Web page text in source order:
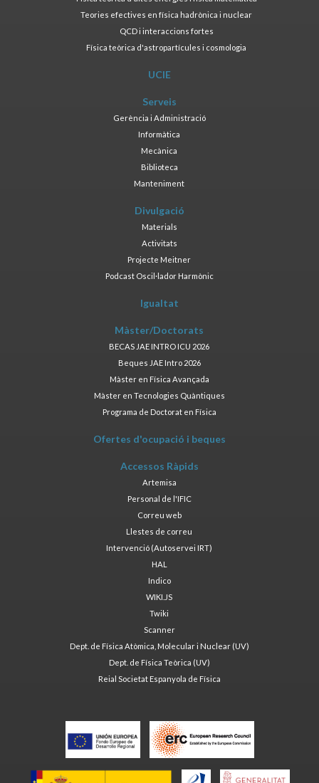
Teories efectives en física hadrònica i nuclear
QCD i interaccions fortes
Física teòrica d'astropartícules i cosmologia
UCIE
Serveis
Gerència i Administració
Informàtica
Mecànica
Biblioteca
Manteniment
Divulgació
Materials
Activitats
Projecte Meitner
Podcast Oscil·lador Harmònic
Igualtat
Màster/Doctorats
BECAS JAE INTRO ICU 2026
Beques JAE Intro 2026
Màster en Física Avançada
Màster en Tecnologies Quàntiques
Programa de Doctorat en Física
Ofertes d'ocupació i beques
Accessos Ràpids
Artemisa
Personal de l'IFIC
Correu web
Llestes de correu
Intervenció (Autoservei IRT)
HAL
Indico
WIKI.JS
Twiki
Scanner
Dept. de Física Atòmica, Molecular i Nuclear (UV)
Dept. de Física Teòrica (UV)
Reial Societat Espanyola de Física